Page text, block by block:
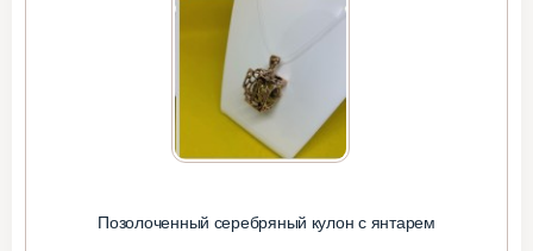
Позолоченный серебряный кулон с янтарем